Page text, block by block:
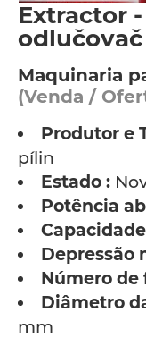
Extractor
Maquinaria
(Venda /
Produtor e
pílin
Estado :
Potência
Depressão
Número de
Diâmetro
mm